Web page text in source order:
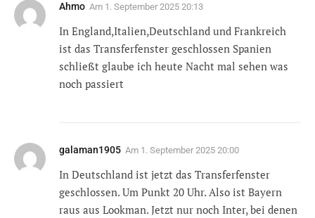
Ahmo Am 1. September 2025 20:13
In England,Italien,Deutschland und Frankreich
ist das Transferfenster geschlossen Spanien
schließt glaube ich heute Nacht mal sehen was
noch passiert
galaman1905 Am 1. September 2025 20:00
In Deutschland ist jetzt das Transferfenster
geschlossen. Um Punkt 20 Uhr. Also ist Bayern
raus aus Lookman. Jetzt nur noch Inter, bei denen